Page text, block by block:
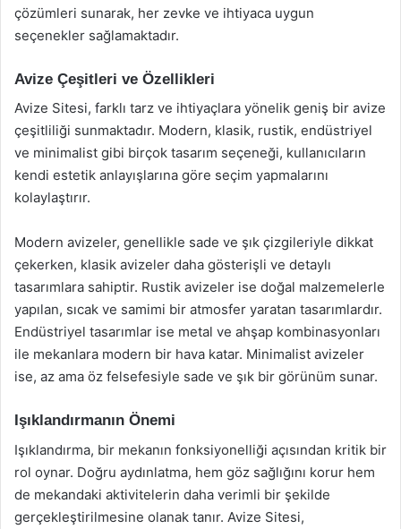
çözümleri sunarak, her zevke ve ihtiyaca uygun
seçenekler sağlamaktadır.
Avize Çeşitleri ve Özellikleri
Avize Sitesi, farklı tarz ve ihtiyaçlara yönelik geniş bir avize
çeşitliliği sunmaktadır. Modern, klasik, rustik, endüstriyel
ve minimalist gibi birçok tasarım seçeneği, kullanıcıların
kendi estetik anlayışlarına göre seçim yapmalarını
kolaylaştırır.
Modern avizeler, genellikle sade ve şık çizgileriyle dikkat
çekerken, klasik avizeler daha gösterişli ve detaylı
tasarımlara sahiptir. Rustik avizeler ise doğal malzemelerle
yapılan, sıcak ve samimi bir atmosfer yaratan tasarımlardır.
Endüstriyel tasarımlar ise metal ve ahşap kombinasyonları
ile mekanlara modern bir hava katar. Minimalist avizeler
ise, az ama öz felsefesiyle sade ve şık bir görünüm sunar.
Işıklandırmanın Önemi
Işıklandırma, bir mekanın fonksiyonelliği açısından kritik bir
rol oynar. Doğru aydınlatma, hem göz sağlığını korur hem
de mekandaki aktivitelerin daha verimli bir şekilde
gerçekleştirilmesine olanak tanır. Avize Sitesi,